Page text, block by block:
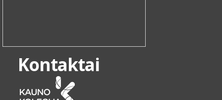
Kontaktai